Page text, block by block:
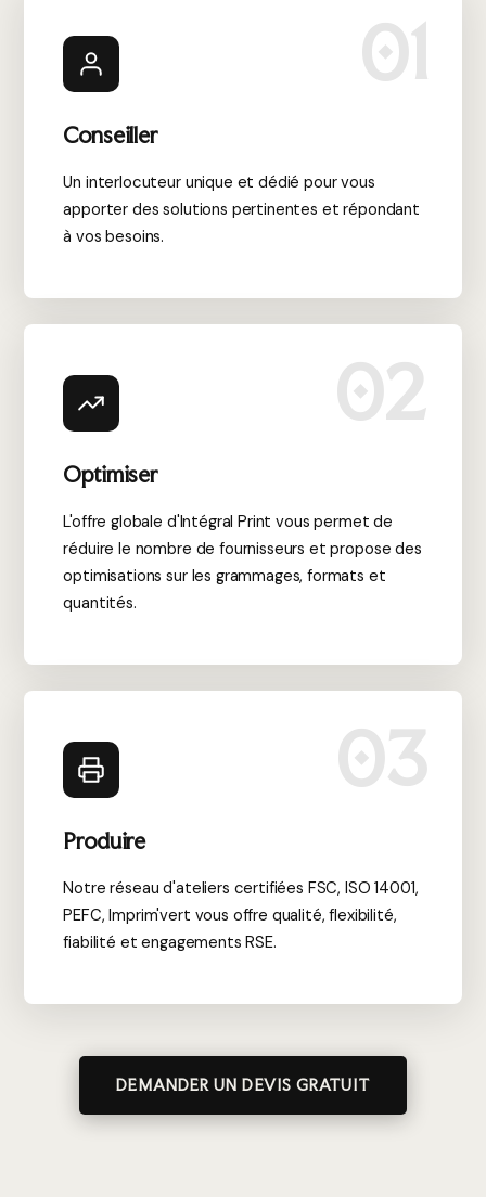
01
Conseiller
Un interlocuteur unique et dédié pour vous
apporter des solutions pertinentes et répondant
à vos besoins.
02
Optimiser
L'offre globale d'Intégral Print vous permet de
réduire le nombre de fournisseurs et propose des
optimisations sur les grammages, formats et
quantités.
03
Produire
Notre réseau d'ateliers certifiées FSC, ISO 14001,
PEFC, Imprim'vert vous offre qualité, flexibilité,
fiabilité et engagements RSE.
DEMANDER UN DEVIS GRATUIT